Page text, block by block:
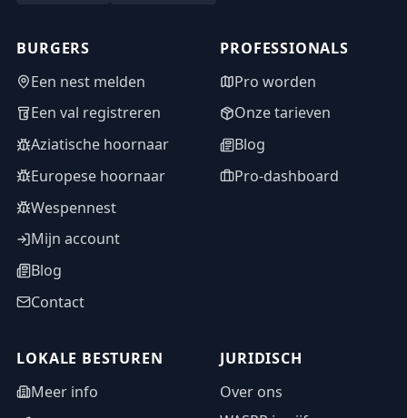
BURGERS
Een nest melden
Een val registreren
Aziatische hoornaar
Europese hoornaar
Wespennest
Mijn account
Blog
Contact
PROFESSIONALS
Pro worden
Onze tarieven
Blog
Pro-dashboard
LOKALE BESTUREN
Meer info
JURIDISCH
Over ons